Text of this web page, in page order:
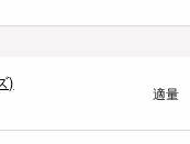
)
適量